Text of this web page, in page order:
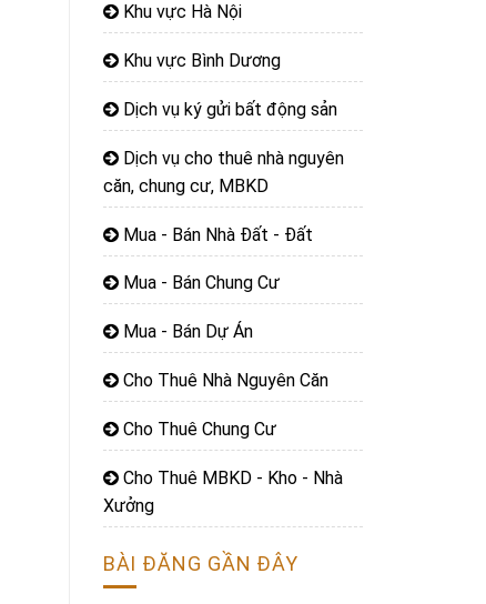
Khu vực Hà Nội
Khu vực Bình Dương
Dịch vụ ký gửi bất động sản
Dịch vụ cho thuê nhà nguyên
căn, chung cư, MBKD
Mua - Bán Nhà Đất - Đất
Mua - Bán Chung Cư
Mua - Bán Dự Án
Cho Thuê Nhà Nguyên Căn
Cho Thuê Chung Cư
Cho Thuê MBKD - Kho - Nhà
Xưởng
BÀI ĐĂNG GẦN ĐÂY